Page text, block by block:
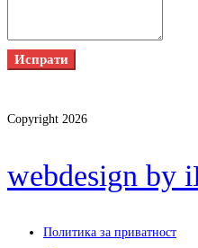
Испрати
Copyright 2026
webdesign by
Политика за приватност